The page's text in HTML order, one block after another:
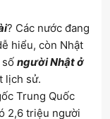
? Các nước đang
hiểu, còn Nhật
số người Nhật ở
lịch sử.
Trung Quốc
2,6 triệu người